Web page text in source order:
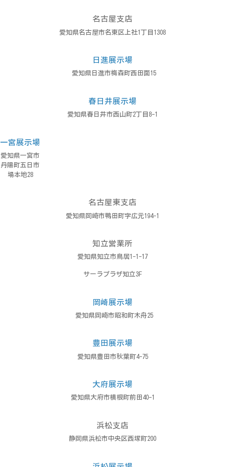
名古屋支店
愛知県名古屋市名東区上社1丁目1308
日進展示場
愛知県日進市梅森町西田面15
春日井展示場
愛知県春日井市西山町2丁目8-1
一宮展示場
愛知県一宮市
丹陽町五日市
場本地28
名古屋東支店
愛知県岡崎市鴨田町字広元194-1
知立営業所
愛知県知立市鳥居1-1-17
サーラプラザ知立3F
岡崎展示場
愛知県岡崎市昭和町木舟25
豊田展示場
愛知県豊田市秋葉町4-75
大府展示場
愛知県大府市横根町前田40-1
浜松支店
静岡県浜松市中央区西塚町200